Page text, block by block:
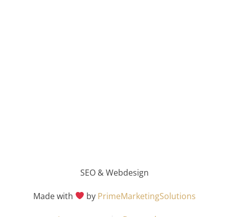
SEO & Webdesign
Made with by PrimeMarketingSolutions